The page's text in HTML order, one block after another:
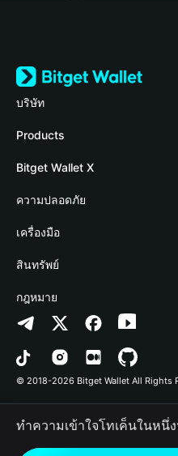
บริษัท
เกี่ยวกับ Bitget Wallet
Blog
Academy
ข่าวสารด้านคริปโต
ศูนย์ช่วยเหลือ
ติดต่อเรา
ทรัพยากรข้อมูลของแบรนด์
อาชีพ
Products
Crypto Card
Stablecoin Earn
Payfi Crypto
Crypto Swap API
Altcoin Season Index
Prediction Markets
DApp
RWA
Bitget Wallet X
นักพัฒนา
เชื่อมต่อ Wallet
Bitget Wallet Pay
ลิสต์โปรเจกต์
ความปลอดภัย
Protection Fund
เทคโนโลยีความปลอดภัย
เครื่องมือ
ซื้อคริปโต
การตรวจจับการอนุญาต
การตรวจจับสัญญา
การโอนเป็นชุด
สินทรัพย์
Arbitrum
Avalanche
Bitcoin
Polygon
กฎหมาย
นโยบายความเป็นส่วนตัว
ข้อตกลงในการใช้บริการ
© 2018-2026 Bitget Wallet All Rights
ทำความเข้าใจโทเค็นในหนึ่